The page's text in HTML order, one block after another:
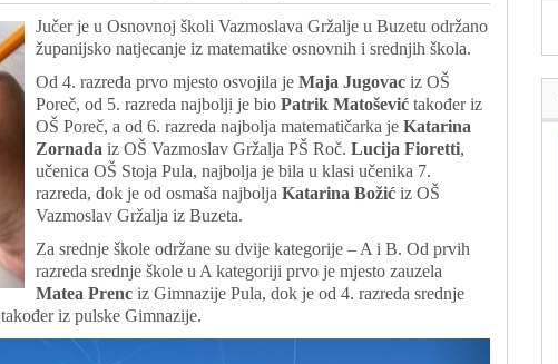
Jučer je u Osnovnoj školi Vazmoslava Gržalje u Buzetu održano
županijsko natjecanje iz matematike osnovnih i srednjih škola.
Od 4. razreda prvo mjesto osvojila je Maja Jugovac iz OŠ
Poreč, od 5. razreda najbolji je bio Patrik Matošević također iz
OŠ Poreč, a od 6. razreda najbolja matematičarka je Katarina
Zornada iz OŠ Vazmoslav Gržalja PŠ Roč. Lucija Fioretti,
učenica OŠ Stoja Pula, najbolja je bila u klasi učenika 7.
razreda, dok je od osmaša najbolja Katarina Božić iz OŠ
Vazmoslav Gržalja iz Buzeta.
Za srednje škole održane su dvije kategorije – A i B. Od prvih
razreda srednje škole u A kategoriji prvo je mjesto zauzela
Matea Prenc iz Gimnazije Pula, dok je od 4. razreda srednje
također iz pulske Gimnazije.